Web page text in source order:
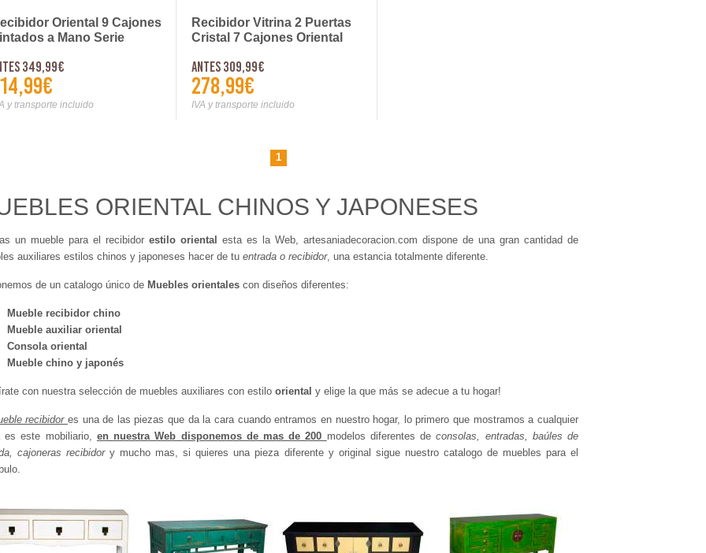
Oriental 9 Cajones
a Mano Serie
349,99€
y transporte incluido
Recibidor Vitrina 2 Puertas
Cristal 7 Cajones Oriental
Antes 309,99€
278,99€
IVA y transporte incluido
1
ORIENTAL CHINOS Y JAPONESES
un mueble para el recibidor estilo oriental
esta es la Web, artesaniadecoracion.com dispone de una gran cantidad de
auxiliares estilos chinos y japoneses hacer de tu entrada o recibidor, una estancia totalmente diferente.
de un catalogo único de Muebles orientales con diseños diferentes:
Mueble recibidor chino
Mueble auxiliar oriental
Consola oriental
Mueble chino y japonés
con nuestra selección de muebles auxiliares con estilo oriental y elige la que más se adecue a tu hogar!
recibidor es una de las piezas que da la cara cuando entramos en nuestro hogar, lo primero que mostramos a cualquier
es este mobiliario, en nuestra Web disponemos de mas de 200 modelos diferentes deconsolas, entradas, baúles de
cajoneras recibidory mucho mas, si quieres una pieza diferente y original sigue nuestro catalogo de muebles para el